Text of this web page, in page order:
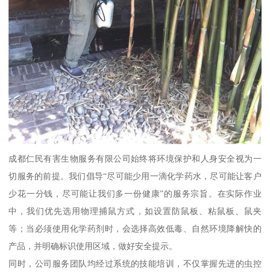
成都仁民有害生物服务有限公司始终将环境保护和人身安全视为一
切服务的前提。我们倡导“尽可能少用一滴化学药水，尽可能让客户
少花一分钱，尽可能让我们多一份健康”的服务宗旨。在实际作业
中，我们优先选用物理捕鼠方式，如设置防鼠板、粘鼠板、鼠夹
等；当必须使用化学药剂时，会选择高效低毒、自然环境降解快的
产品，并明确标识使用区域，做好安全提示。
同时，公司服务团队均经过系统的技能培训，不仅掌握先进的虫控